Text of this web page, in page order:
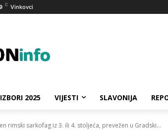
C Vinkovci
2025 VIJESTI SLAVONIJA
rimski sarkofag iz 3. ili 4. stoljeća, prevežen u Gradski...